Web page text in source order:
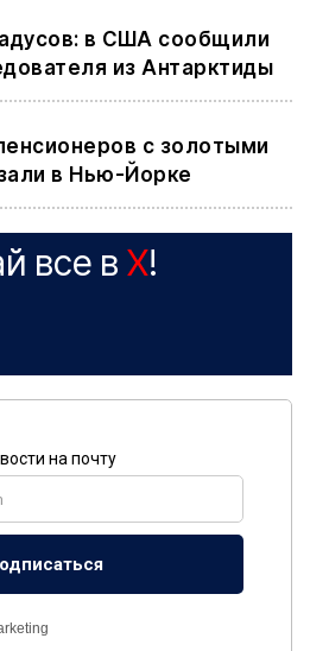
в США сообщили
из Антарктиды
с золотыми
в Нью-Йорке
все в X!